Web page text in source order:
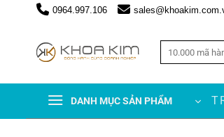
0964.997.106
DANH MỤC SẢN PHẨM